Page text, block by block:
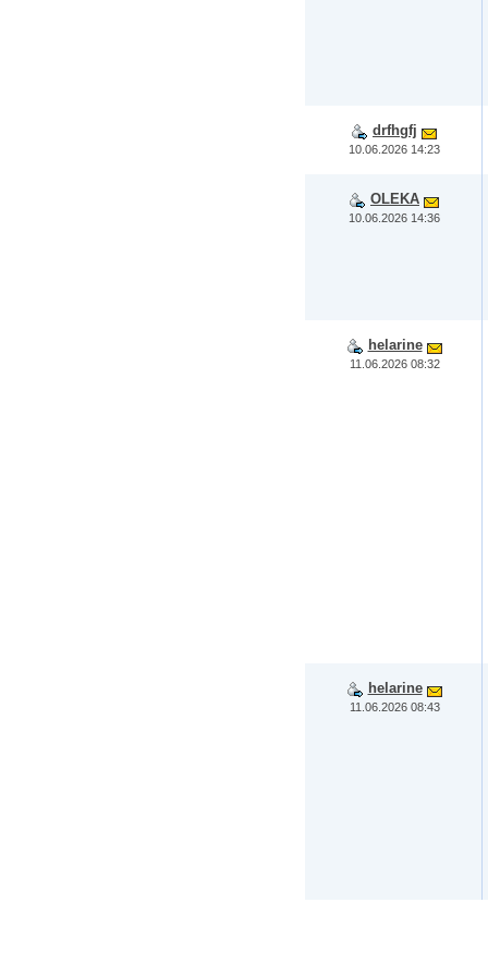
drfhgfj
10.06.2026 14:23
OLEKA
10.06.2026 14:36
helarine
11.06.2026 08:32
helarine
11.06.2026 08:43